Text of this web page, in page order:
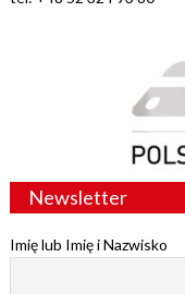
Newsletter
Imię lub Imię i Nazwisko